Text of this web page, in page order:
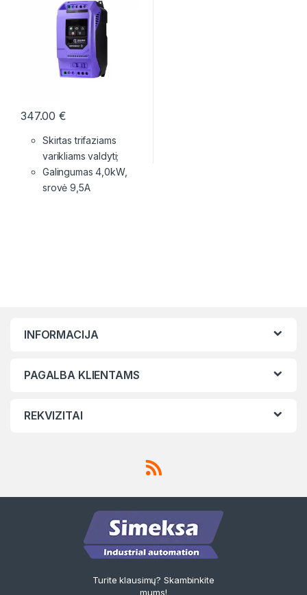
347.00€
Skirtas trifaziams
varikliams valdyti;
Galingumas 4,0kW,
srovė 9,5A
INFORMACIJA
PAGALBA KLIENTAMS
REKVIZITAI
Turite klausimų? Skambinkite
mums!